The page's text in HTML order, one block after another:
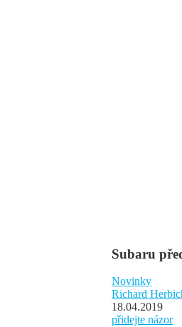
Subaru
Novinky
Richard
18.04.2019
přidejte názor